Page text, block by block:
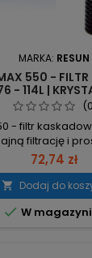
MARKA: RESUN
550 -
- 114L |
- filtr
filtrację i
oczyszczanie
– niskie zużycie
+ wkłady
72,74 zł
 Dodaj do
 W